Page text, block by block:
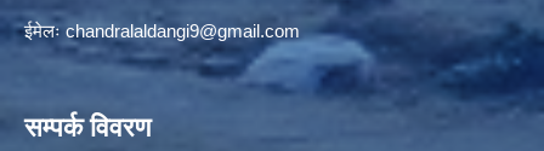
ईमेलः chandralaldangi9@gmail.com
सम्पर्क विवरण